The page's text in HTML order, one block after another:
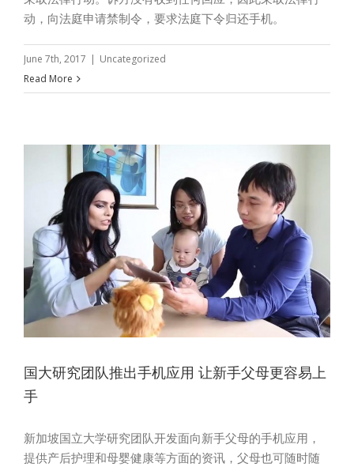
动，向法庭申请禁制令，要求法庭下令归还手机。
June 7th, 2017 | Uncategorized
Read More
国大研究团队推出手机应用 让新手父母更容易上
手
新加坡国立大学研究团队开发面向新手父母的手机应用，
提供产后护理和母婴健康等方面的资讯，父母也可随时随